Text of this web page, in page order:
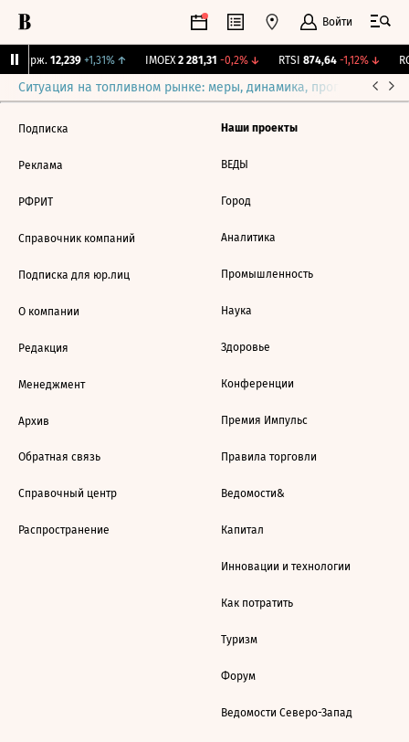
Войти
Бирж. 12,239 +1,31%↑ IMOEX 2 281,31 -0,2%↓ RTSI 874,64 -1,12%↓
Ситуация на топливном рынке: меры, динамика, прогнозы
Подписка
Реклама
РФРИТ
Справочник компаний
Подписка для юр.лиц
О компании
Редакция
Менеджмент
Архив
Обратная связь
Справочный центр
Распространение
Наши проекты
ВЕДЫ
Город
Аналитика
Промышленность
Наука
Здоровье
Конференции
Премия Импульс
Правила торговли
Ведомости&
Капитал
Инновации и технологии
Как потратить
Туризм
Форум
Ведомости Северо-Запад